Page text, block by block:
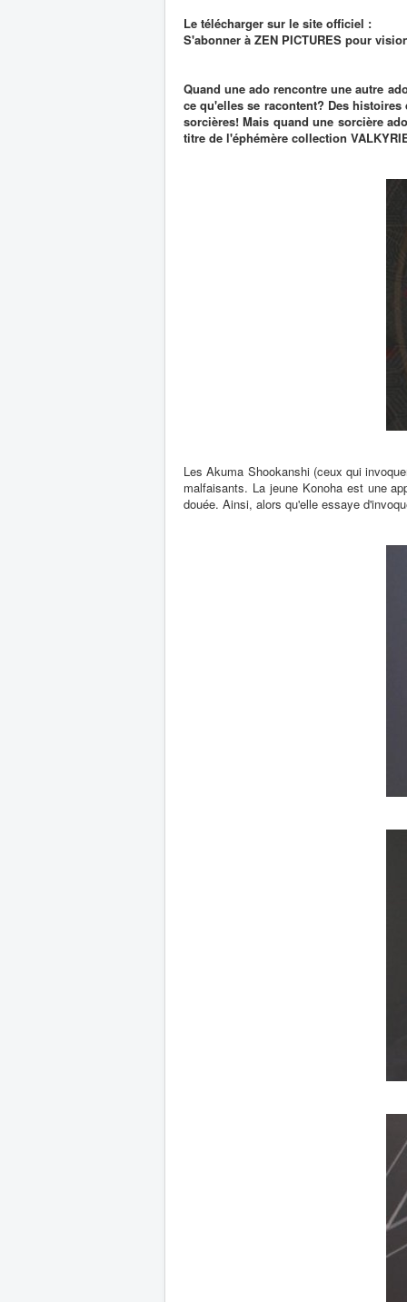
Le télécharger sur le site officiel :
S'abonner à ZEN PICTURES pour
Quand une ado rencontre une autre
ce qu'elles se racontent? Des
sorcières! Mais quand une sorcière
titre de l'éphémère collection
Les Akuma Shookanshi (ceux qui
malfaisants. La jeune Konoha est une
douée. Ainsi, alors qu'elle essaye